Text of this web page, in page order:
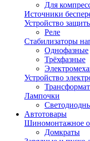
Для
Источники
Устройство
Реле
Стабилизаторы
Однофазные
Трёхфазные
Устройство
Лампочки
Автотовары
Шиномонтажное
Домкраты